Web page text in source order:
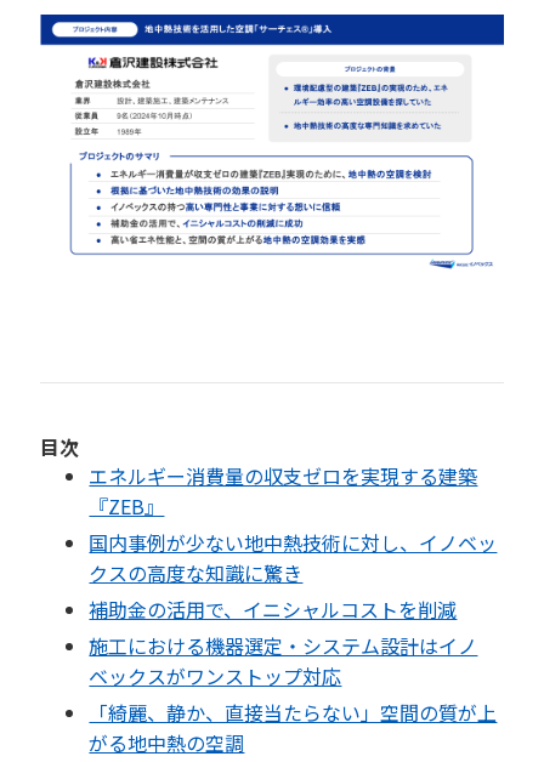
目次
エネルギー消費量の収支ゼロを実現する建築
『ZEB』
国内事例が少ない地中熱技術に対し、イノベッ
クスの高度な知識に驚き
補助金の活用で、イニシャルコストを削減
施工における機器選定・システム設計はイノ
ベックスがワンストップ対応
「綺麗、静か、直接当たらない」空間の質が上
がる地中熱の空調